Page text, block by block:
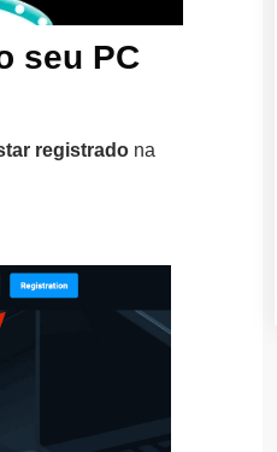
seu PC
registrado na